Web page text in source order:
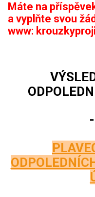
Máte na
a vyplňte svou
www:
-